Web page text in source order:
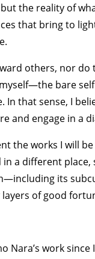
the reality of
that bring to
others, nor
bare
In that sense, I
and engage in a
the works I will
a different
its
of good
Nara’s work